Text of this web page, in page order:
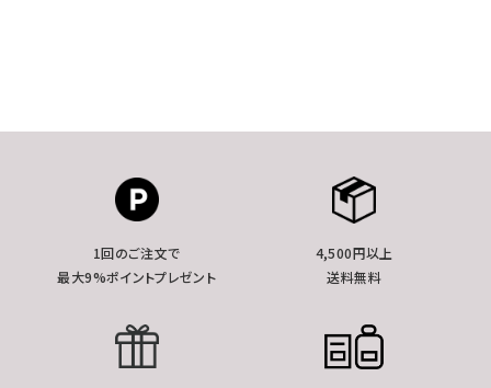
1回のご注文で
最大9%ポイントプレゼント
4,500円以上
送料無料